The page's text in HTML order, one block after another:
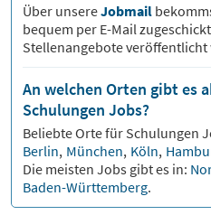
Über unsereJobmail
bequem per E-Mail
Stellenangebote veröffentlicht
An welchen Orten gibt es
Schulungen Jobs?
Beliebte Orte für Schulungen
Berlin, München, Köln,
Die meisten Jobs gibt es in:
Baden-Württemberg.